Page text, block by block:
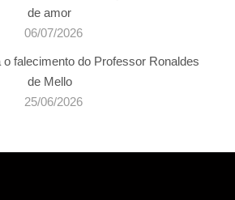
de amor
06/07/2026
o falecimento do Professor Ronaldes
de Mello
25/06/2026